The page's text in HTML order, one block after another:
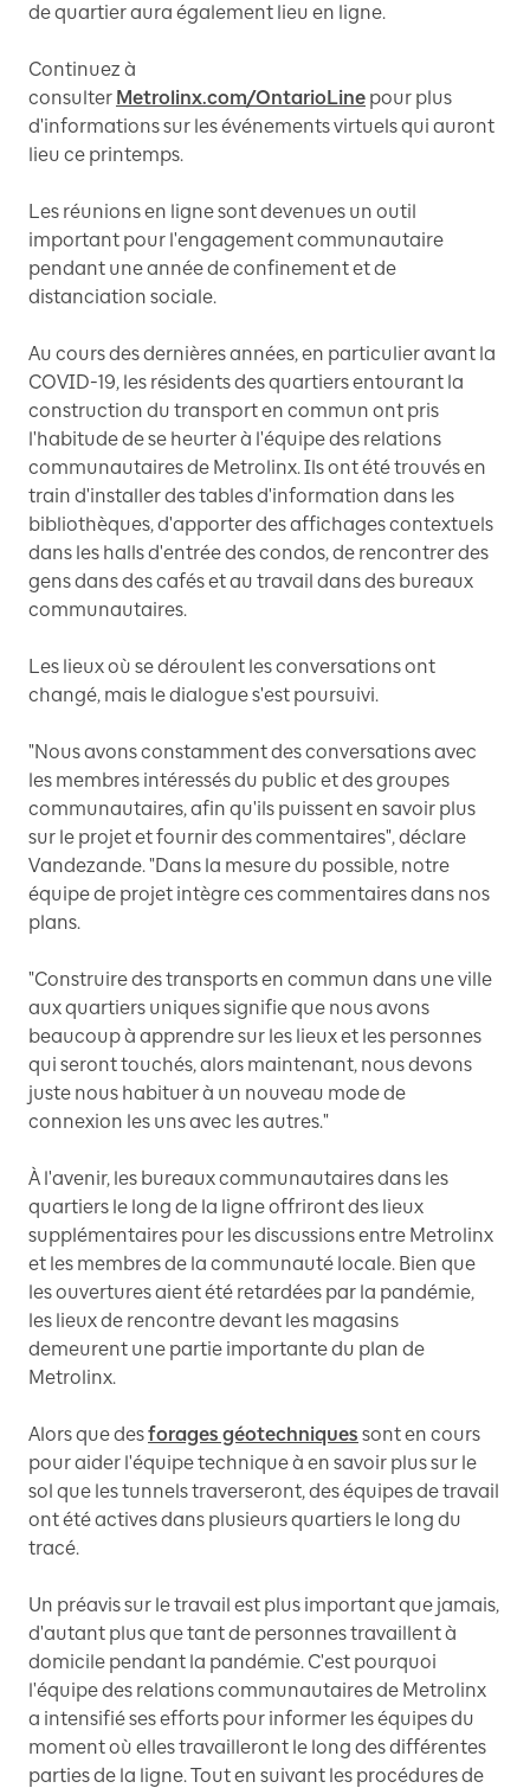
de quartier aura également lieu en ligne.
Continuez à
consulter Metrolinx.com/OntarioLine pour plus
d'informations sur les événements virtuels qui auront
lieu ce printemps.
Les réunions en ligne sont devenues un outil
important pour l'engagement communautaire
pendant une année de confinement et de
distanciation sociale.
Au cours des dernières années, en particulier avant la
COVID-19, les résidents des quartiers entourant la
construction du transport en commun ont pris
l'habitude de se heurter à l'équipe des relations
communautaires de Metrolinx. Ils ont été trouvés en
train d'installer des tables d'information dans les
bibliothèques, d'apporter des affichages contextuels
dans les halls d'entrée des condos, de rencontrer des
gens dans des cafés et au travail dans des bureaux
communautaires.
Les lieux où se déroulent les conversations ont
changé, mais le dialogue s'est poursuivi.
"Nous avons constamment des conversations avec
les membres intéressés du public et des groupes
communautaires, afin qu'ils puissent en savoir plus
sur le projet et fournir des commentaires", déclare
Vandezande. "Dans la mesure du possible, notre
équipe de projet intègre ces commentaires dans nos
plans.
"Construire des transports en commun dans une ville
aux quartiers uniques signifie que nous avons
beaucoup à apprendre sur les lieux et les personnes
qui seront touchés, alors maintenant, nous devons
juste nous habituer à un nouveau mode de
connexion les uns avec les autres."
À l'avenir, les bureaux communautaires dans les
quartiers le long de la ligne offriront des lieux
supplémentaires pour les discussions entre Metrolinx
et les membres de la communauté locale. Bien que
les ouvertures aient été retardées par la pandémie,
les lieux de rencontre devant les magasins
demeurent une partie importante du plan de
Metrolinx.
Alors que desforages géotechniques sont en cours
pour aider l'équipe technique à en savoir plus sur le
sol que les tunnels traverseront, des équipes de travail
ont été actives dans plusieurs quartiers le long du
tracé.
Un préavis sur le travail est plus important que jamais,
d'autant plus que tant de personnes travaillent à
domicile pendant la pandémie. C'est pourquoi
l'équipe des relations communautaires de Metrolinx
a intensifié ses efforts pour informer les équipes du
moment où elles travailleront le long des différentes
parties de la ligne. Tout en suivant les procédures de